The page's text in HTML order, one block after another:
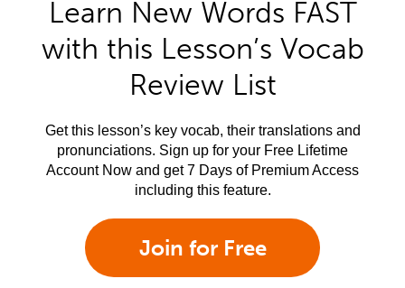
Learn New Words FAST
with this Lesson’s Vocab
Review List
Get this lesson’s key vocab, their translations and
pronunciations. Sign up for your Free Lifetime
Account Now and get 7 Days of Premium Access
including this feature.
Join for Free